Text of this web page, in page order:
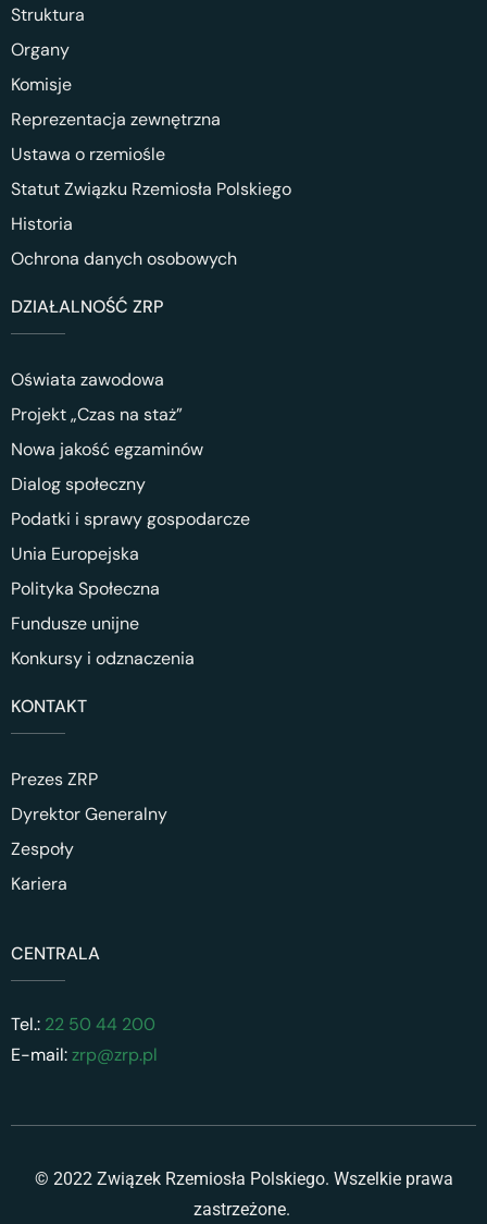
Struktura
Organy
Komisje
Reprezentacja zewnętrzna
Ustawa o rzemiośle
Statut Związku Rzemiosła Polskiego
Historia
Ochrona danych osobowych
DZIAŁALNOŚĆ ZRP
Oświata zawodowa
Projekt „Czas na staż”
Nowa jakość egzaminów
Dialog społeczny
Podatki i sprawy gospodarcze
Unia Europejska
Polityka Społeczna
Fundusze unijne
Konkursy i odznaczenia
KONTAKT
Prezes ZRP
Dyrektor Generalny
Zespoły
Kariera
CENTRALA
Tel.: 22 50 44 200
E-mail:zrp@zrp.pl
© 2022 Związek Rzemiosła Polskiego. Wszelkie prawa
zastrzeżone.